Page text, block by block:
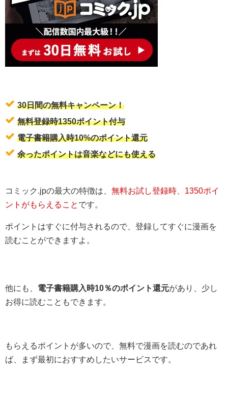
30日間の無料キャンペーン！
無料登録時1350ポイント付与
電子書籍購入時10%のポイント還元
余ったポイントは音楽などにも使える
コミック.jpの最大の特徴は、 無料お試し登録時、1350ポイ
ントがもらえること です。
ポイントはすぐに付与されるので、登録してすぐに漫画を
読むことができますよ。
他にも、 電子書籍購入時10％のポイント還元があり、少し
お得に読むこともできます。
もらえるポイントが多いので、無料で漫画を読むのであれ
ば、まず最初におすすめしたいサービスです。